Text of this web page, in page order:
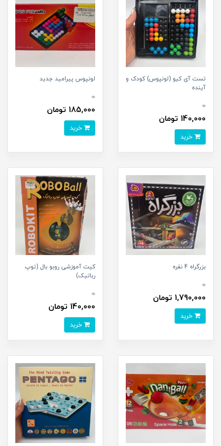
تست آی کیو (لونپوس) کودک و
آینده
0
140,000 تومان
لونپوس پیرامید جدید
0
185,000 تومان
بزرگراه 4 نفره
0
1,790,000 تومان
کیت آموزشی روبو بال (توپ
رباتیک)
0
140,000 تومان